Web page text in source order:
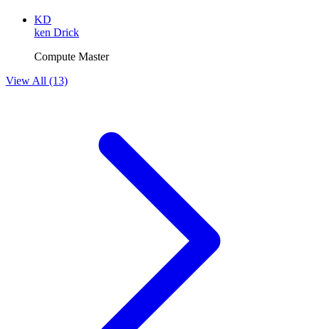
KD
ken Drick
Compute Master
View All (13)